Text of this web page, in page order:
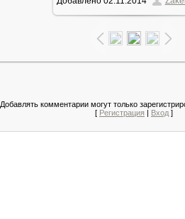
157.7Kb
Добавлять комментарии могут только
[ Регистрация | Вход ]